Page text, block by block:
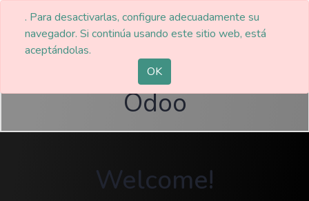
. Para desactivarlas, configure adecuadamente su
navegador. Si continúa usando este sitio web, está
aceptándolas.
OK
Funciones basicas de
Odoo
Welcome!